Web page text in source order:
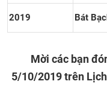
2019 Bát
Mời các bạn
5/10/2019 trên